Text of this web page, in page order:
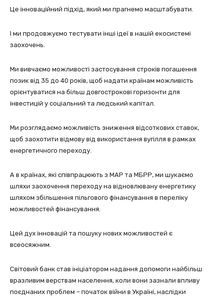
Це інноваційний підхід, який ми прагнемо масштабувати.
І ми продовжуємо тестувати інші ідеї в нашій екосистемі
заохочень.
Ми вивчаємо можливості застосування строків погашення
позик від 35 до 40 років, щоб надати країнам можливість
орієнтуватися на більш довгострокові горизонти для
інвестицій у соціальний та людський капітал.
Ми розглядаємо можливість зниження відсоткових ставок,
щоб заохотити відмову від використання вугілля в рамках
енергетичного переходу.
А в країнах, які співпрацюють з МАР та МБРР, ми шукаємо
шляхи заохочення переходу на відновлювану енергетику
шляхом збільшення пільгового фінансування в переліку
можливостей фінансування.
Цей дух інновацій та пошуку нових можливостей є
всеосяжним.
Світовий банк став ініціатором надання допомоги найбільш
вразливим верствам населення, коли вони зазнали впливу
поєднаних проблем – початок війни в Україні, наслідки